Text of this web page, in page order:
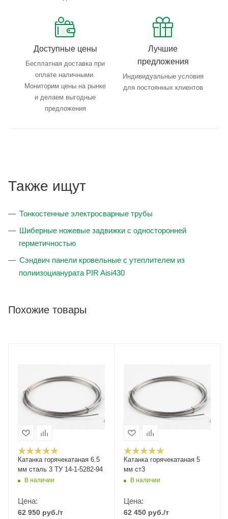
Доступные цены
Бесплатная доставка при
оплате наличными.
Мониторим цены на рынке
и делаем выгодные
предложения
Лучшие
предложения
Индивидуальные условия
для постоянных клиентов
Также ищут
Тонкостенные электросварные трубы
Шиберные ножевые задвижки с односторонней
герметичностью
Сэндвич панели кровельные с утеплителем из
полиизоцианурата PIR Aisi430
Похожие товары
Катанка горячекатаная 6.5
мм сталь 3 ТУ 14-1-5282-94
В наличии
Цена:
62 950 руб./т
Катанка горячекатаная 5
мм ст3
В наличии
Цена:
62 450 руб./т